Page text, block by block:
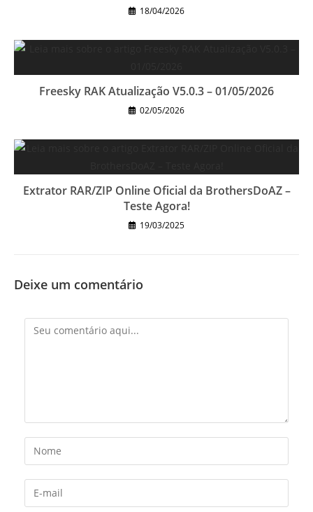
18/04/2026
Freesky RAK Atualização V5.0.3 – 01/05/2026
02/05/2026
Extrator RAR/ZIP Online Oficial da BrothersDoAZ –
Teste Agora!
19/03/2025
Deixe um comentário
Comentário
Digite
seu
nome
ou
Digite
seu